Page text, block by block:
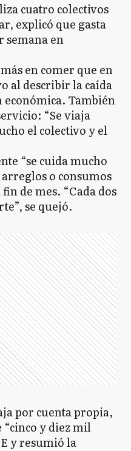
cuatro colectivos
explicó que gasta
semana en
en comer que en
al describir la caída
También
“Se viaja
el colectivo y el
“se cuida mucho
o consumos
de mes. “Cada dos
se quejó.
por cuenta propia,
“cinco y diez mil
y resumió la